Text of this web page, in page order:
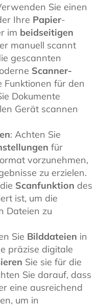
Sie einen
Ihre Papier-
im beidseitigen
manuell scannt
gescannten
Scanner-
Funktionen für den
Dokumente
Gerät scannen
: Achten Sie
für
vorzunehmen,
zu erzielen.
Scanfunktion des
ist, um die
Dateien zu
Sie Bilddateien in
präzise digitale
Sie sie für die
Sie darauf, dass
eine ausreichend
um in